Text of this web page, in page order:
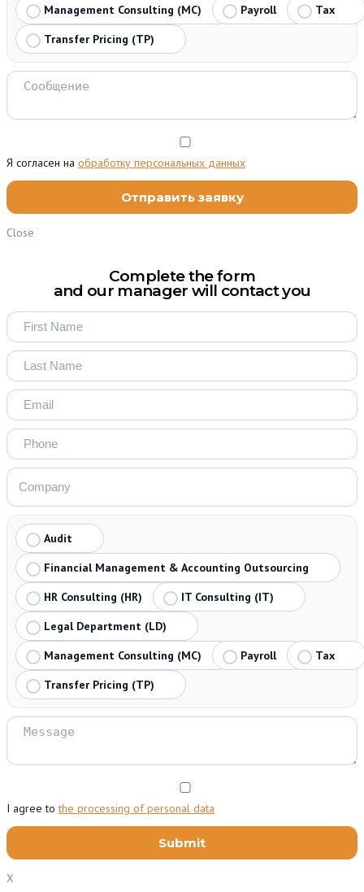
Management Consulting (MC) Payroll
Tax
Transfer Pricing (TP)
Я согласен на обработку персональных данных
Close
Complete the form
and our manager will contact you
Audit
Financial Management & Accounting Outsourcing
HR Consulting (HR)
IT Consulting (IT)
Legal Department (LD)
Management Consulting (MC)
Payroll
Tax
Transfer Pricing (TP)
I agree tothe processing of personal data
X